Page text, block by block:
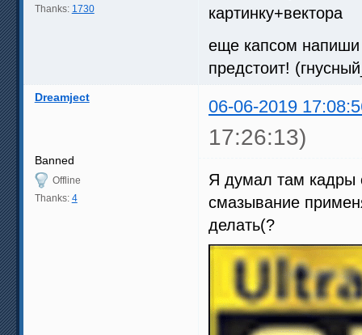
Thanks: 1730
картинку+вектора
еще капсом
предстоит!
Dreamject 06-06-2019
17:26:13)
Banned
Offline
Thanks: 4
Я думал там кадры
смазывание
делать(?